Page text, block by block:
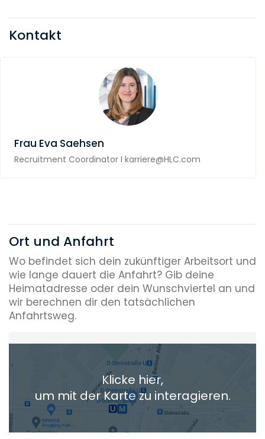
Kontakt
Frau Eva Saehsen
Recruitment Coordinator I karriere@HLC.com
Ort und Anfahrt
Wo befindet sich dein zukünftiger Arbeitsort und
wie lange dauert die Anfahrt? Gib deine
Heimatadresse oder dein Wunschviertel an und
wir berechnen dir den tatsächlichen
Anfahrtsweg.
Heimatadresse oder Wunschort
+ Aktuellen Standort hinzufügen
Die berechneten Anreisezeiten basieren auf den
Verkehrsdaten eines typischen Dienstag morgens um 8:30.
Klicke hier,
um mit der Karte zu interagieren.